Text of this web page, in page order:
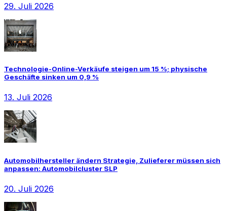
29. Juli 2026
Technologie-Online-Verkäufe steigen um 15 %; physische
Geschäfte sinken um 0,9 %
13. Juli 2026
Automobilhersteller ändern Strategie, Zulieferer müssen sich
anpassen: Automobilcluster SLP
20. Juli 2026